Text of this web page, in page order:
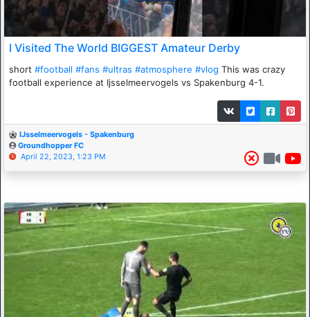
I Visited The World BIGGEST Amateur Derby
short #football #fans #ultras #atmosphere #vlog This was crazy
football experience at Ijsselmeervogels vs Spakenburg 4-1.
IJsselmeervogels - Spakenburg
Groundhopper FC
April 22, 2023, 1:23 PM